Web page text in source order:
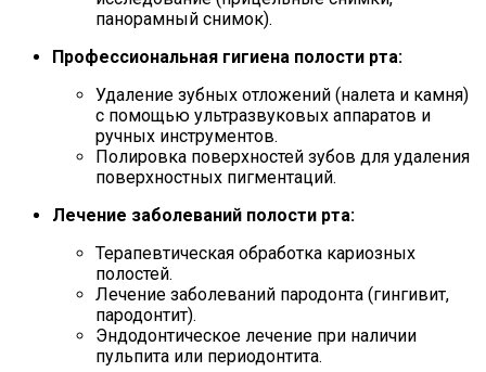
панорамный снимок).
Профессиональная гигиена полости рта:
Удаление зубных отложений (налета и камня)
с помощью ультразвуковых аппаратов и
ручных инструментов.
Полировка поверхностей зубов для удаления
поверхностных пигментаций.
Лечение заболеваний полости рта:
Терапевтическая обработка кариозных
полостей.
Лечение заболеваний пародонта (гингивит,
пародонтит).
Эндодонтическое лечение при наличии
пульпита или периодонтита.